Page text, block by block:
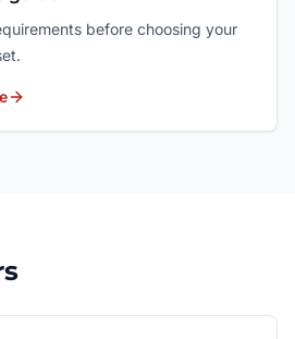
before choosing your